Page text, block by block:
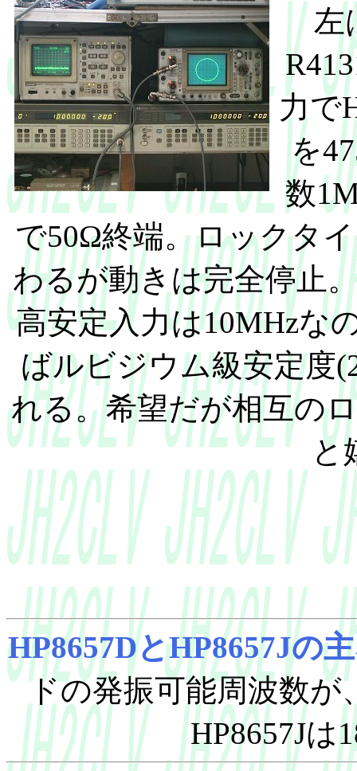
左
力で
を
数
で50Ω終端。ロックタ
わるが動きは完全停止
高安定入力は10MHzな
ばルビジウム級安定度
れる。希望だが相互の
と
HP8657DとHP8657Jの
ドの発振可能周波数が
HP8657Jは